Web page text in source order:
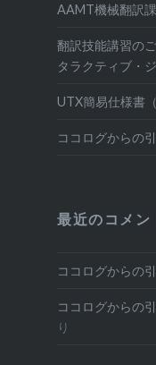
AAMT機械翻訳
翻訳技能講習の
タラクティブ・
UTX簡易仕様書
ココログからの
最近のコメン
ココログからの
ココログからの
り